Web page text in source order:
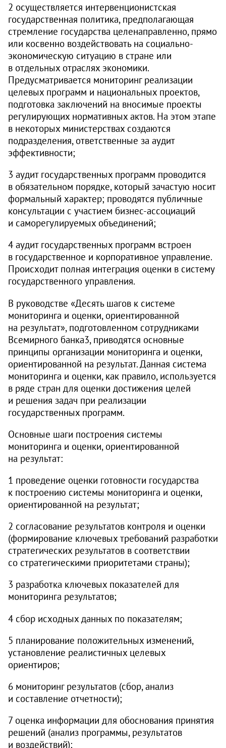
2 осуществляется интервенционистская
государственная политика, предполагающая
стремление государства целенаправленно, прямо
или косвенно воздействовать на социально-
экономическую ситуацию в стране или
в отдельных отраслях экономики.
Предусматривается мониторинг реализации
целевых программ и национальных проектов,
подготовка заключений на вносимые проекты
регулирующих нормативных актов. На этом этапе
в некоторых министерствах создаются
подразделения, ответственные за аудит
эффективности;
3 аудит государственных программ проводится
в обязательном порядке, который зачастую носит
формальный характер; проводятся публичные
консультации с участием бизнес-ассоциаций
и саморегулируемых объединений;
4 аудит государственных программ встроен
в государственное и корпоративное управление.
Происходит полная интеграция оценки в систему
государственного управления.
В руководстве «Десять шагов к системе
мониторинга и оценки, ориентированной
на результат», подготовленном сотрудниками
Всемирного банка3, приводятся основные
принципы организации мониторинга и оценки,
ориентированной на результат. Данная система
мониторинга и оценки, как правило, используется
в ряде стран для оценки достижения целей
и решения задач при реализации
государственных программ.
Основные шаги построения системы
мониторинга и оценки, ориентированной
на результат:
1 проведение оценки готовности государства
к построению системы мониторинга и оценки,
ориентированной на результат;
2 согласование результатов контроля и оценки
(формирование ключевых требований разработки
стратегических результатов в соответствии
со стратегическими приоритетами страны);
3 разработка ключевых показателей для
мониторинга результатов;
4 сбор исходных данных по показателям;
5 планирование положительных изменений,
установление реалистичных целевых
ориентиров;
6 мониторинг результатов (сбор, анализ
и составление отчетности);
7 оценка информации для обоснования принятия
решений (анализ программы, результатов
и воздействий);